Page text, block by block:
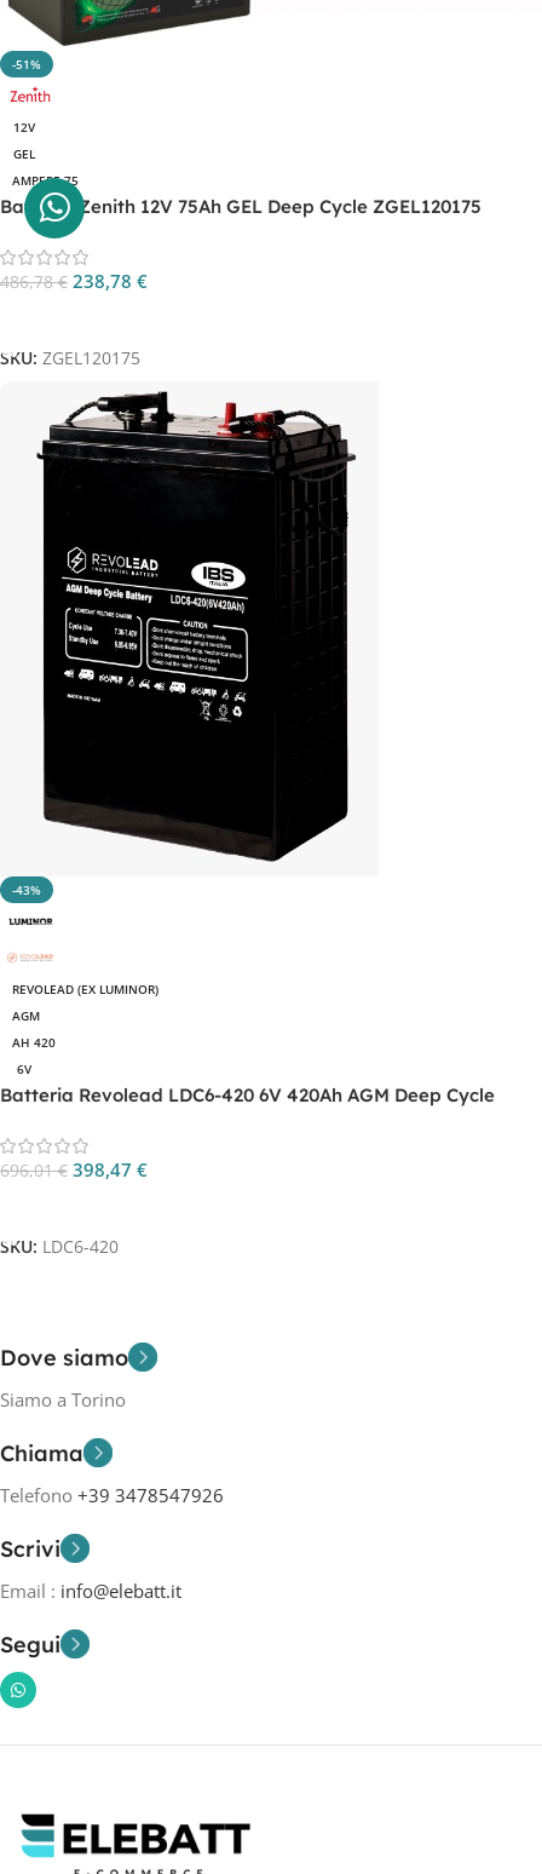
-51%
12V
GEL
AMPERE 75
Batteria Zenith 12V 75Ah GEL Deep Cycle ZGEL120175
486,78€ 238,78 €
SKU: ZGEL120175
-43%
REVOLEAD (EX LUMINOR)
AGM
AH 420
6V
Batteria Revolead LDC6-420 6V 420Ah AGM Deep Cycle
696,01€ 398,47 €
SKU: LDC6-420
Dove siamo
Siamo a Torino
Chiama
Telefono +39 3478547926
Scrivi
Email : info@elebatt.it
Segui